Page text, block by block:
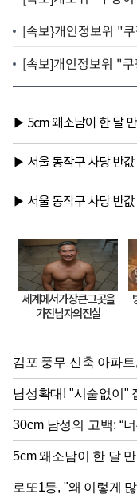
[속보}개인정보위 "
[속보]개인정보위 "
관"